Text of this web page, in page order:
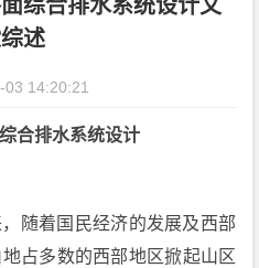
综合排水系统设计文
述
14:20:21
合排水系统设计
随着国民经济的发展及西部
占多数的西部地区掀起山区